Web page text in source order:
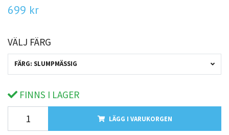
699 kr
VÄLJ FÄRG
FÄRG: SLUMPMÄSSIG
FINNS I LAGER
LÄGG I VARUKORGEN